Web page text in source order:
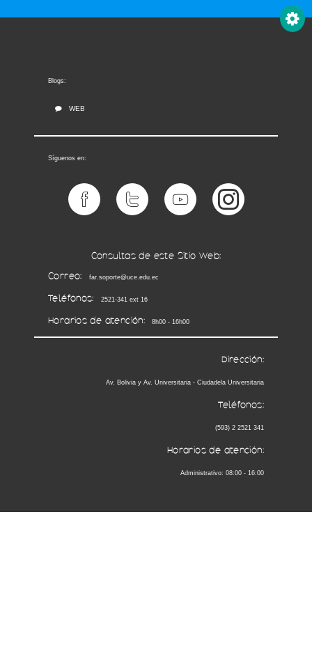
Blogs:
WEB
Síguenos en:
Consultas de este Sitio Web:
Correo: far.soporte@uce.edu.ec
Teléfonos: 2521-341 ext 16
Horarios de atención: 8h00 - 16h00
Dirección:
Av. Bolivia y Av. Universitaria - Ciudadela Universitaria
Teléfonos:
(593) 2 2521 341
Horarios de atención:
Administrativo: 08:00 - 16:00